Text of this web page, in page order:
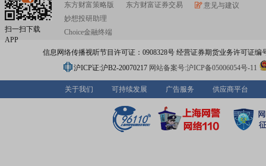
扫一扫下载
APP
东方财富策略版
妙想投研助理
Choice金融终端
东方财富证券交易
意见与建议
信息网络传播视听节目许可证：0908328号 经营证券期货业务许可证编
沪ICP证:沪B2-20070217 网站备案号:沪ICP备05006054号-11
关于我们 可持续发展 广告服务 供应商平台